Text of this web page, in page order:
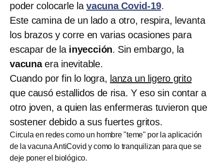
poder colocarle lavacuna Covid-19.
Este camina de un lado a otro, respira, levanta
los brazos y corre en varias ocasiones para
escapar de la inyección. Sin embargo, la
vacunaera inevitable.
Cuando por fin lo logra, lanza un ligero grito
que causó estallidos de risa. Y eso sin contar a
otro joven, a quien las enfermeras tuvieron que
sostener debido a sus fuertes gritos.
Circula en redes como un hombre "teme" por la aplicación
de la vacuna AntiCovid y como lo tranquilizan para que se
deje poner el biológico.